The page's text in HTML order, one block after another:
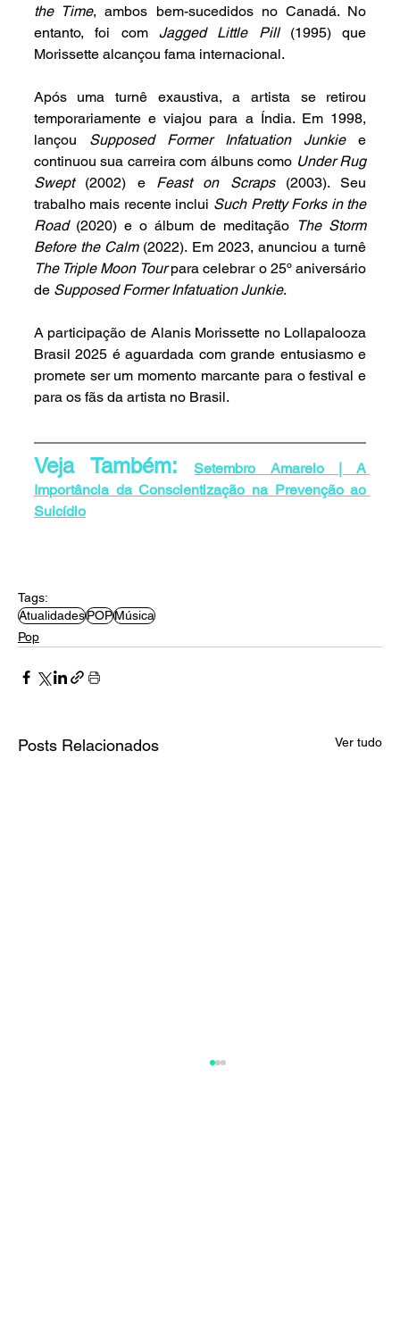
the Time, ambos bem-sucedidos no Canadá. No
entanto, foi com Jagged Little Pill (1995) que
Morissette alcançou fama internacional.
Após uma turnê exaustiva, a artista se retirou
temporariamente e viajou para a Índia. Em 1998,
lançou Supposed Former Infatuation Junkie e
continuou sua carreira com álbuns como Under Rug
Swept (2002) e Feast on Scraps (2003). Seu
trabalho mais recente inclui Such Pretty Forks in the
Road (2020) e o álbum de meditação The Storm
Before the Calm
The Triple Moon Tour para celebrar o 25º aniversário
de Supposed Former Infatuation Junkie.
A participação de Alanis Morissette no Lollapalooza
Brasil 2025 é aguardada com grande entusiasmo e
promete ser um momento marcante para o festival e
para os fãs da artista no Brasil.
Veja Também: Setembro Amarelo | A
Importância da Conscientização na Prevenção ao
Suicídio
Tags:
AtualidadesPOPMúsica
Pop
Posts Relacionados Ver tudo